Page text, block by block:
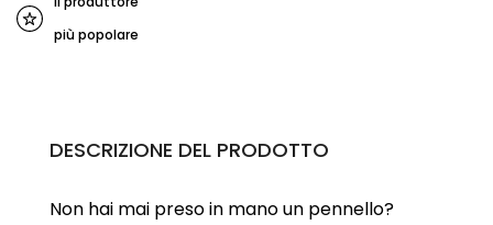
più popolare
DESCRIZIONE DEL PRODOTTO
Non hai mai preso in mano un pennello?